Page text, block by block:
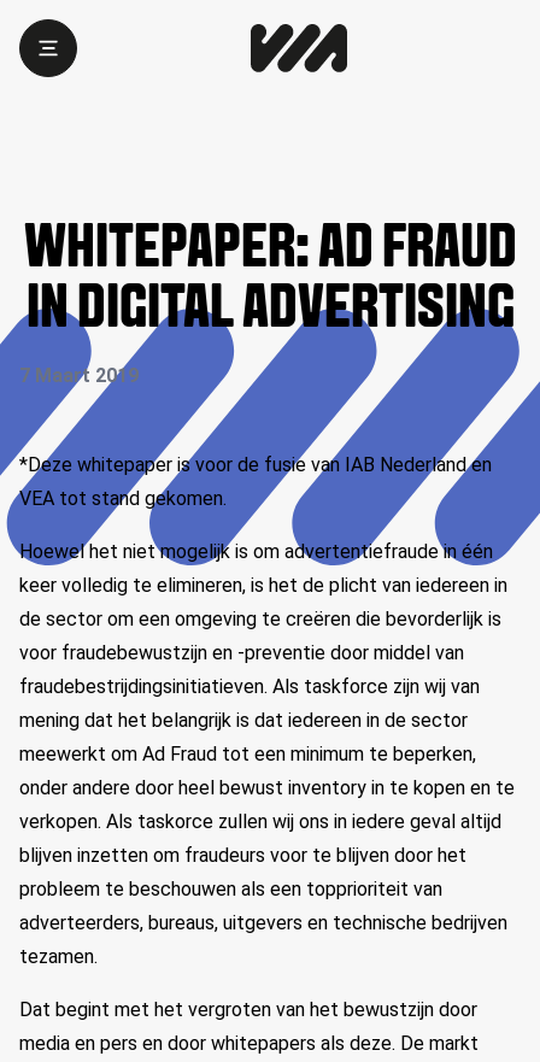
WHITEPAPER: AD FRAUD
IN DIGITAL ADVERTISING
7 Maart 2019
*Deze whitepaper is voor de fusie van IAB Nederland en
VEA tot stand gekomen.
Hoewel het niet mogelijk is om advertentiefraude in één
keer volledig te elimineren, is het de plicht van iedereen in
de sector om een ​​omgeving te creëren die bevorderlijk is
voor fraudebewustzijn en -preventie door middel van
fraudebestrijdingsinitiatieven. Als taskforce zijn wij van
mening dat het belangrijk is dat iedereen in de sector
meewerkt om Ad Fraud tot een minimum te beperken,
onder andere door heel bewust inventory in te kopen en te
verkopen. Als taskorce zullen wij ons in iedere geval altijd
blijven inzetten om fraudeurs voor te blijven door het
probleem te beschouwen als een topprioriteit van
adverteerders, bureaus, uitgevers en technische bedrijven
tezamen.
Dat begint met het vergroten van het bewustzijn door
media en pers en door whitepapers als deze. De markt